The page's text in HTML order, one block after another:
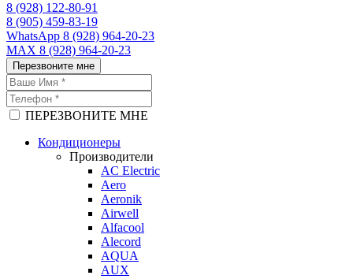
8 (928) 122-80-91
8 (905) 459-83-19
WhatsApp 8 (928) 964-20-23
MAX 8 (928) 964-20-23
Перезвоните мне
ПЕРЕЗВОНИТЕ МНЕ
Кондиционеры
Производители
AC Electric
Aero
Aeronik
Airwell
Alfacool
Alecord
AQUA
AUX